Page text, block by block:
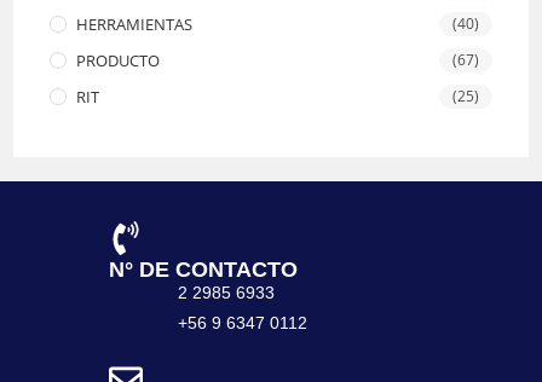
HERRAMIENTAS (40)
PRODUCTO (67)
RIT (25)
N° DE CONTACTO
2 2985 6933
+56 9 6347 0112